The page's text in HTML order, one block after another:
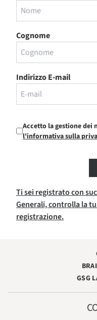
Cognome
Indirizzo E-mail
Accetto la gestione
l'informativa sulla
Ti sei registrato con
Generali, controlla la
registrazione.
GSG